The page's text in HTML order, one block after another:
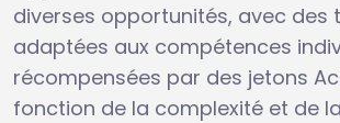
diverses opportunités, avec des
adaptées aux compétences
récompensées par des jetons
fonction de la complexité et de